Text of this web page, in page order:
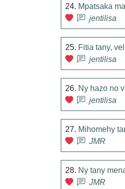
24. Mpatsaka
jentilisa
25. Fitia tany,
jentilisa
26. Ny hazo no
jentilisa
27. Mihomehy
JMR
28. Ny tany
JMR